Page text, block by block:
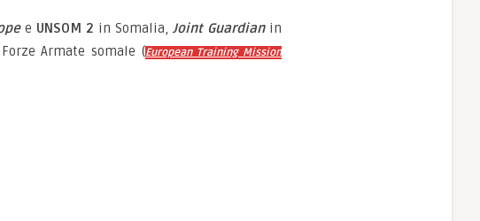
e UNSOM 2 in Somalia, Joint Guardian in
Armate somale (European Training Mission